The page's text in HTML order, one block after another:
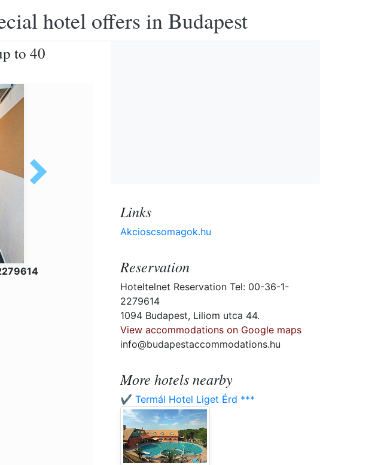
hotel offers in Budapest
to 40
Links
Akcioscsomagok.hu
Reservation
Hoteltelnet Reservation Tel: 00-36-1-
2279614
1094 Budapest, Liliom utca 44.
View accommodations on Google maps
info@budapestaccommodations.hu
More hotels nearby
✔️ Termál Hotel Liget Érd ***